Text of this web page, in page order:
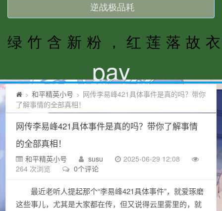
> 和平精英小号 > 网传李易峰421具体事件是真的吗？带你
了解事情的全部真相！
网传李易峰421具体事件是真的吗？带你了解事情
的全部真相！
和平精英小号 susu
2025-06-29 12:08
264 次浏览
0个评论
最近老听人提起那个“李易峰421具体事件”，就爱琢磨
这些事儿，尤其是大家都在传，但又说得云里雾里的，就